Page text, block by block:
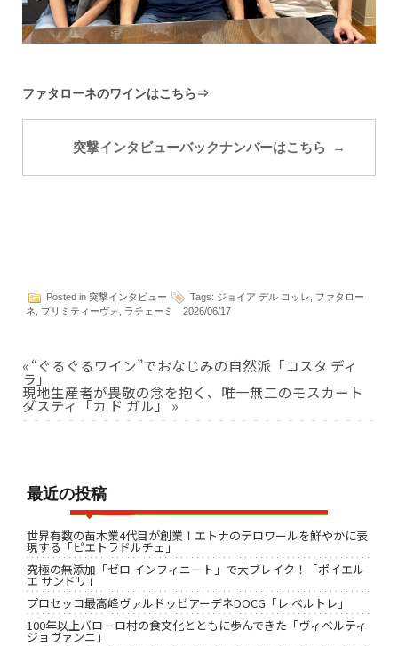
ファタローネのワインはこちら⇒
突撃インタビューバックナンバーはこちら
Posted in 突撃インタビュー Tags: ジョイア デル コッレ
ファタロー
ネ
プリミティーヴォ ラチェーミ 2026/06/17
«“ぐるぐるワイン”でおなじみの自然派「コスタ ディ
ラ」
現地生産者が畏敬の念を抱く、唯一無二のモスカート
ダスティ「カ ド ガル」 »
最近の投稿
世界有数の苗木業4代目が創業！エトナのテロワールを鮮やかに表
現する「ピエトラドルチェ」
究極の無添加「ゼロ インフィニート」で大ブレイク！「ポイエル
エ サンドリ」
プロセッコ最高峰ヴァルドッビアーデネDOCG「レ ベルトレ」
100年以上バローロ村の食文化とともに歩んできた「ヴィベルティ
ジョヴァンニ」